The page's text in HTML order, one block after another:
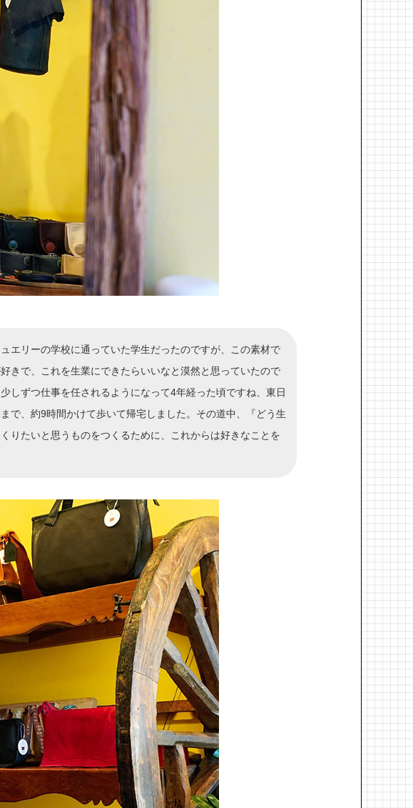
エリーの学校に通っていた学生だったのですが、この素材で
きで、これを生業にできたらいいなと漠然と思っていたので
しずつ仕事を任されるようになって4年経った頃ですね、東日
で、約9時間かけて歩いて帰宅しました。その道中、『どう生
りたいと思うものをつくるために、これからは好きなことを